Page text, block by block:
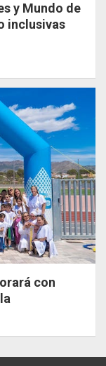
y Mundo de
inclusivas
con